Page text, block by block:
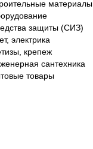
материалы
защиты (СИЗ)
электрика
крепеж
сантехника
товары